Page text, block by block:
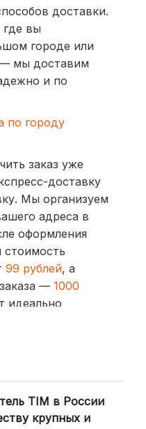
доставки.
где вы
городе или
— мы доставим
и по
по городу
заказ уже
доставку
Мы организуем
адреса в
оформления
стоимость
99 рублей, а
— 1000
идеально
DPD)
регионов
с
TIM в России
крупных и